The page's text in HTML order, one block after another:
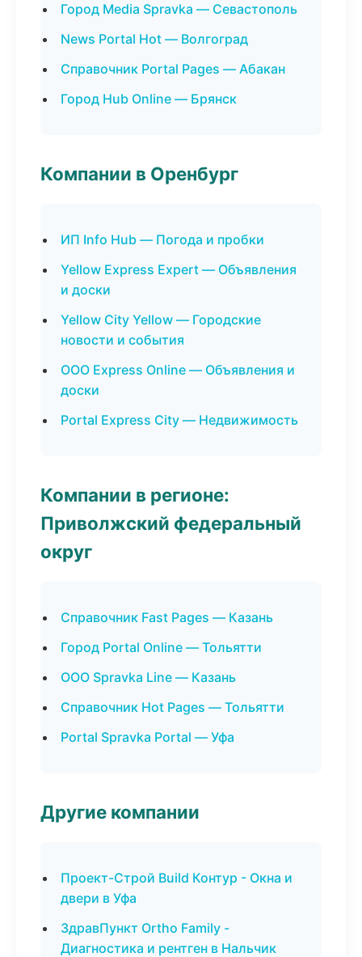
Город Media Spravka — Севастополь
News Portal Hot — Волгоград
Справочник Portal Pages — Абакан
Город Hub Online — Брянск
Компании в Оренбург
ИП Info Hub — Погода и пробки
Yellow Express Expert — Объявления
и доски
Yellow City Yellow — Городские
новости и события
ООО Express Online — Объявления и
доски
Portal Express City — Недвижимость
Компании в регионе:
Приволжский федеральный
округ
Справочник Fast Pages — Казань
Город Portal Online — Тольятти
ООО Spravka Line — Казань
Справочник Hot Pages — Тольятти
Portal Spravka Portal — Уфа
Другие компании
Проект-Строй Build Контур - Окна и
двери в Уфа
ЗдравПункт Ortho Family -
Диагностика и рентген в Нальчик